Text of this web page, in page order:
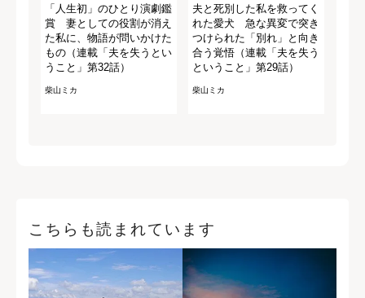
「人生初」のひとり演劇鑑
賞 妻としての役割が消え
た私に、物語が問いかけた
もの（連載「夫を失うとい
うこと」第32話）
柴山ミカ
夫と死別した私を救ってく
れた愛犬 急な異変で突き
つけられた「別れ」と向き
合う覚悟（連載「夫を失う
ということ」第29話）
柴山ミカ
こちらも読まれています